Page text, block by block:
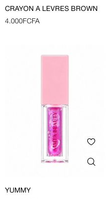
CRAYON À LÈVRES BROWN
4.000FCFA
YUMMY